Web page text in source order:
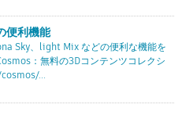
便利機能
Sky、light Mix などの便利な機能を
：無料の3Dコンテンツコレクシ
...